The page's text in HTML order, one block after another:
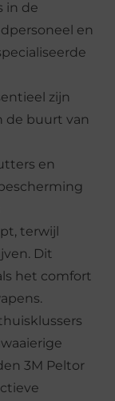
in de
en
zijn
de buurt van
en
terwijl
Dit
het comfort
3M Peltor